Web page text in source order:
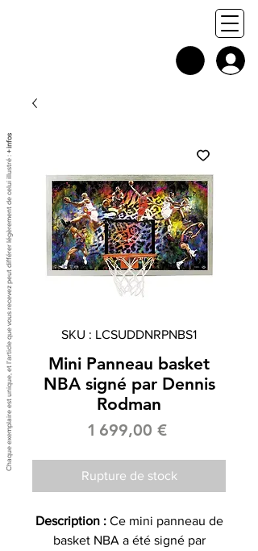
SKU : LCSUDDNRPNBS1
Mini Panneau basket
NBA signé par Dennis
Rodman
1 699,00 €Prix
Rupture de stock
Description : Ce mini panneau de
basket NBA a été signé par
Chaque exemplaire est unique, et l'article que vous recevez peut différer légèrement de celui illustré :
+ infos